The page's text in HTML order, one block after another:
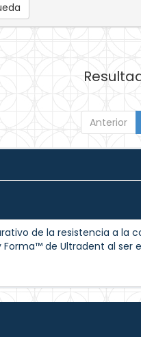
Anterior
de la resistencia a la
Forma™ de Ultradent al ser